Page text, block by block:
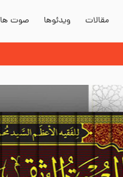
مقالات ویدئوها صوت ها